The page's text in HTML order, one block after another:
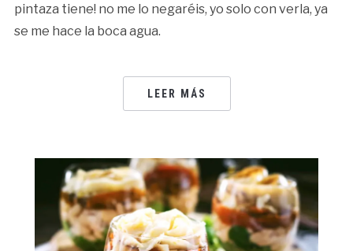
pintaza tiene! no me lo negaréis, yo solo con verla, ya
se me hace la boca agua.
LEER MÁS